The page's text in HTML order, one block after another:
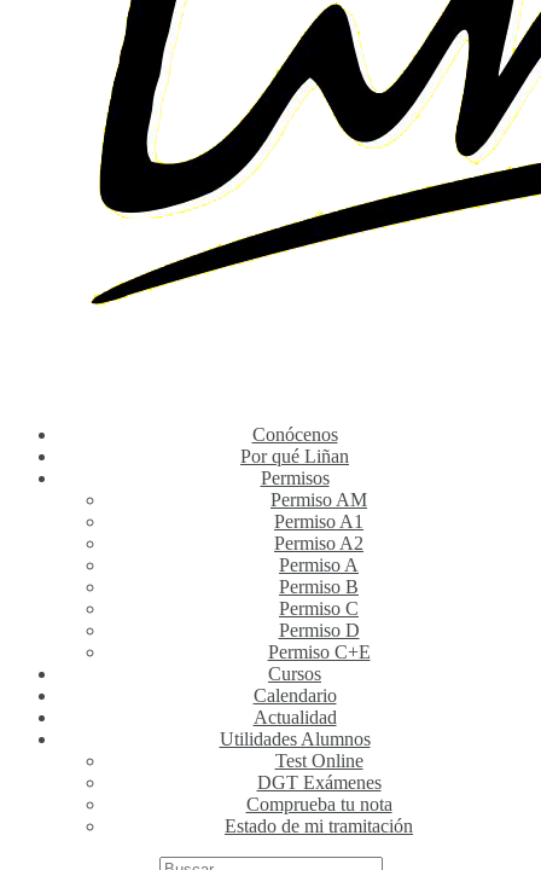
Conócenos
Por qué Liñan
Permisos
Permiso AM
Permiso A1
Permiso A2
Permiso A
Permiso B
Permiso C
Permiso D
Permiso C+E
Cursos
Calendario
Actualidad
Utilidades Alumnos
Test Online
DGT Exámenes
Comprueba tu nota
Estado de mi tramitación